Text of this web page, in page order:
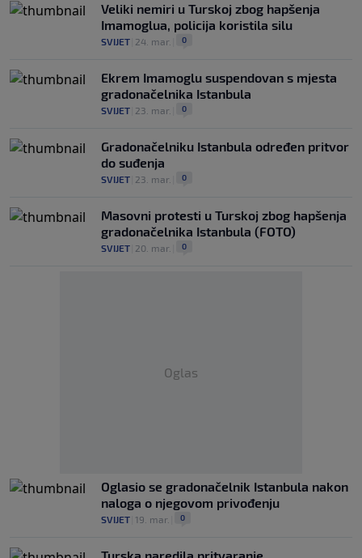
Veliki nemiri u Turskoj zbog hapšenja
Imamoglua, policija koristila silu
SVIJET 24. mar. 0
Ekrem Imamoglu suspendovan s mjesta
gradonačelnika Istanbula
SVIJET 23. mar. 0
Gradonačelniku Istanbula određen pritvor
do suđenja
SVIJET 23. mar. 0
Masovni protesti u Turskoj zbog hapšenja
gradonačelnika Istanbula (FOTO)
SVIJET 20. mar. 0
Oglas
Oglasio se gradonačelnik Istanbula nakon
naloga o njegovom privođenju
SVIJET 19. mar. 0